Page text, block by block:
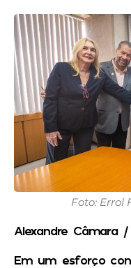
Foto: Errol
Alexandre Câmara
Em um esforço